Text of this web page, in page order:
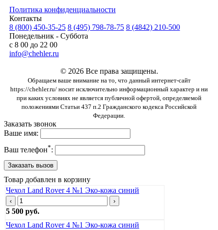
Политика конфиденциальности
Контакты
8 (800) 450-35-25 8 (495) 798-78-75 8 (4842) 210-500
Понедельник - Суббота
с 8 00 до 22 00
info@chehler.ru
© 2026 Все права защищены.
Обращаем ваше внимание на то, что данный интернет-сайт
https://chehler.ru/ носит исключительно информационный характер и ни
при каких условиях не является публичной офертой, определяемой
положениями Статьи 437 п.2 Гражданского кодекса Российской
Федерации.
Заказать звонок
Ваше имя:
Ваш телефон*:
Товар добавлен в корзину
Чехол Land Rover 4 №1 Эко-кожа синий
‹ ›
5 500 руб.
Чехол Land Rover 4 №1 Эко-кожа синий